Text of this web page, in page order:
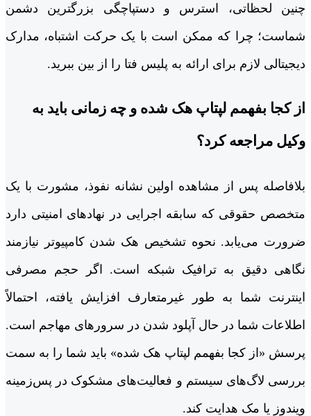
چنین لحظاتی، استرس و دستپاچگی بزرگترین دشمن
شماست؛ چرا که ممکن است با یک حرکت اشتباه، مدارک
دیجیتالی لازم برای ارائه به پلیس فتا را از بین ببرید.
از کجا بفهمم لپتاپ هک شده و چه زمانی باید به
وکیل مراجعه کرد؟
بلافاصله پس از مشاهده اولین نشانه نفوذ، مشورت با یک
متخصص حقوقی که سابقه اجرایی در نهادهای امنیتی دارد
ضرورت می‌یابد. نحوه تشخیص هک شدن کامپیوتر نیازمند
نگاهی دقیق به ترافیک شبکه است. اگر حجم مصرفی
اینترنت شما به طور غیرمتعارف افزایش یافته، احتمالاً
اطلاعات شما در حال آپلود شدن در سرورهای مهاجم است.
پرسش «از کجا بفهمم لپتاپ هک شده» باید شما را به سمت
بررسی لاگ‌های سیستم و فعالیت‌های مشکوک در پس‌زمینه
ویندوز یا مک هدایت کند.